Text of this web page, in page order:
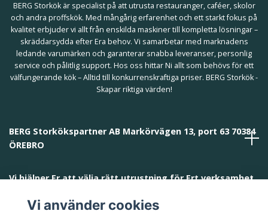
BERG Storkök är specialist på att utrusta restauranger, caféer, skolor
och andra proffskök. Med mångårig erfarenhet och ett starkt fokus på
kvalitet erbjuder vi allt från enskilda maskiner till kompletta lösningar –
skräddarsydda efter Era behov. Vi samarbetar med marknadens
ledande varumärken och garanterar snabba leveranser, personlig
service och pålitlig support. Hos oss hittar Ni allt som behövs för ett
välfungerande kök – Alltid till konkurrenskraftiga priser. BERG Storkök -
Skapar riktiga värden!
BERG Storkökspartner AB Markörvägen 13, port 63 70384
ÖREBRO
Vi hjälper Er att välja rätt utrustning för Ert verksamhet
Vi använder cookies